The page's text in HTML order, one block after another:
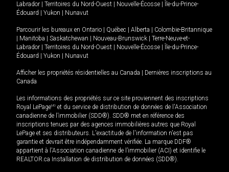
Labrador
Territoires du Nord-Ouest Nouvelle-Écosse
Île-du-Prince-
Édouard
Yukon Nunavut
Parcourir les bureaux en Ontario Québec Alberta
Colombie-Britannique
Manitoba Saskatchewan Nouveau-Brunswick
Terre-Neuve-et-
Labrador
Territoires du Nord-Ouest Nouvelle-Écosse
Île-du-Prince-
Édouard
Yukon Nunavut
Afficher les propriétés résidentielles au Canada
Dernières inscriptions au
Canada
Les informations des propriétés sur ce site proviennent des inscriptions
Royal LePageMD et du service de distribution de données de l'Association
canadienne de l’immobilier (SDD®). SDD® met en référence des
inscriptions tenues par des agences immobilières autres que Royal
LePage et ses distributeurs. L'exactitude de l'information n'est pas
garantie et devrait être indépendamment vérifiée. La marque DDF®
appartient à l'Association canadienne de l’immobilier (ACI) et identifie le
REALTOR.ca Installation de distribution de données (SDD®).